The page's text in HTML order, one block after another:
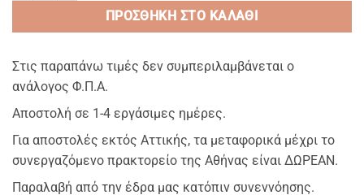
ΠΡΟΣΘΉΚΗ ΣΤΟ ΚΑΛΆΘΙ
Στις παραπάνω τιμές δεν συμπεριλαμβάνεται ο
ανάλογος Φ.Π.Α.
Αποστολή σε 1-4 εργάσιμες ημέρες.
Για αποστολές εκτός Αττικής, τα μεταφορικά μέχρι το
συνεργαζόμενο πρακτορείο της Αθήνας είναι ΔΩΡΕΑΝ.
Παραλαβή από την έδρα μας κατόπιν συνεννόησης.